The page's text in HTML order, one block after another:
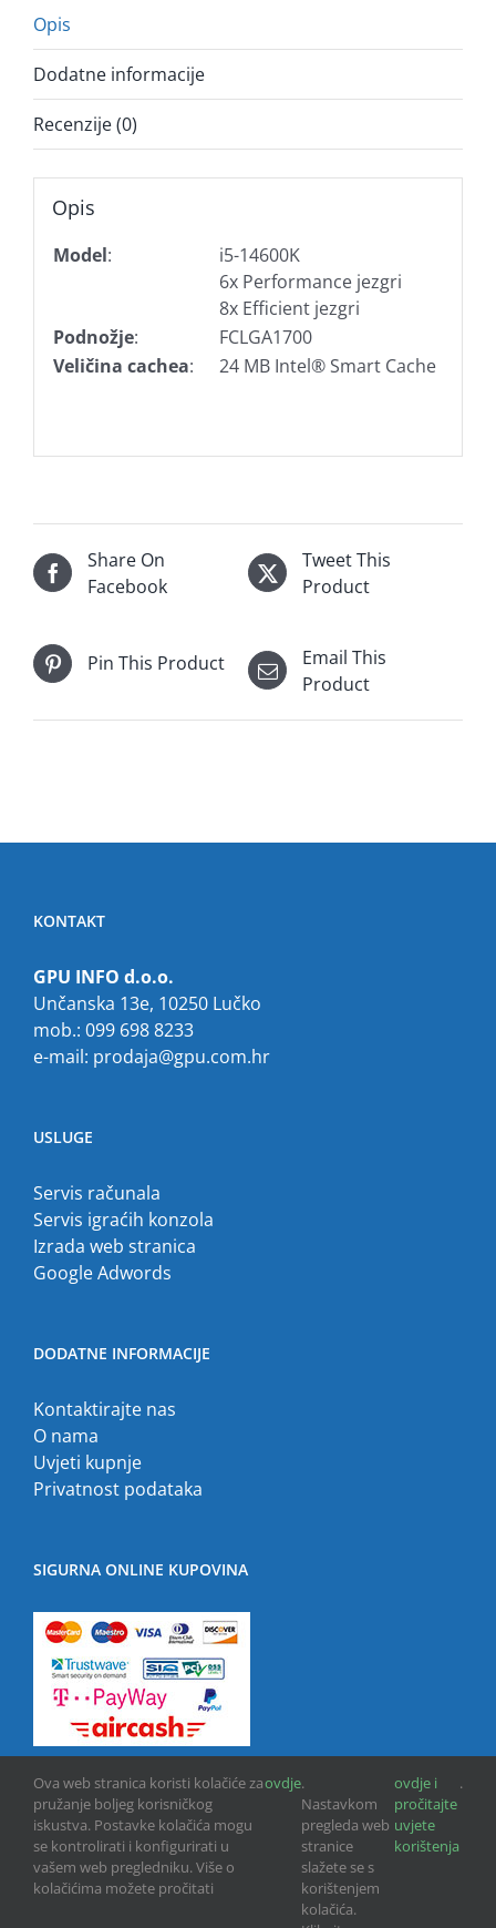
Opis
Dodatne informacije
Recenzije (0)
Opis
Model:
i5-14600K
6x Performance jezgri
8x Efficient jezgri
Podnožje:
FCLGA1700
Veličina cachea: 24 MB Intel® Smart Cache
Share On
Facebook
Tweet This
Product
Pin This Product
Email This
Product
KONTAKT
GPU INFO d.o.o.
Unčanska 13e, 10250 Lučko
mob.: 099 698 8233
e-mail: prodaja@gpu.com.hr
USLUGE
Servis računala
Servis igraćih konzola
Izrada web stranica
Google Adwords
DODATNE INFORMACIJE
Kontaktirajte nas
O nama
Uvjeti kupnje
Privatnost podataka
SIGURNA ONLINE KUPOVINA
2026 | GPU INFO d.o.o. | All Rights Reserved
Ova web stranica koristi kolačiće za
pružanje boljeg korisničkog
iskustva. Postavke kolačića mogu
se kontrolirati i konfigurirati u
vašem web pregledniku. Više o
kolačićima možete pročitati
ovdje.
Nastavkom
pregleda web
stranice
slažete se s
korištenjem
kolačića.
ovdje i
pročitajte
uvjete
korištenja
.